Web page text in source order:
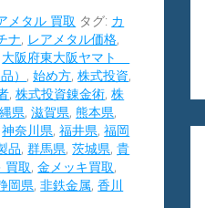
メタル 買取 タグ: カ
ナ, レアメタル価格,
大阪府東大阪ヤマト
） ,始め方,株式投資,
,株式投資錬金術,株
県,滋賀県,熊本県,
神奈川県,福井県,福岡
品,群馬県,茨城県,貴
買取,金メッキ買取,
岡県,非鉄金属,香川